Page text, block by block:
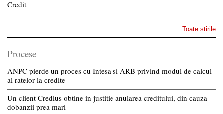
Credit
Toate stirile
Procese
ANPC pierde un proces cu Intesa si ARB privind modul de calcul
al ratelor la credite
Un client Credius obtine in justitie anularea creditului, din cauza
dobanzii prea mari